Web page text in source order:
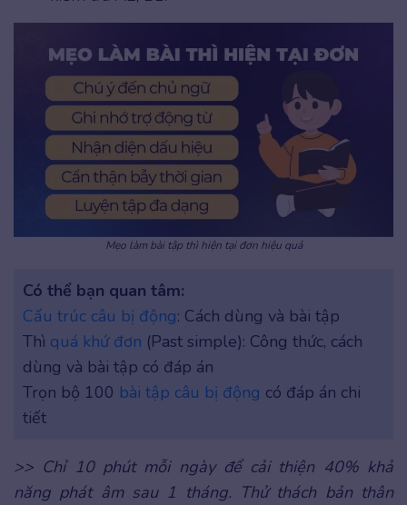
Mẹo làm bài tập thì hiện tại đơn hiệu quả
Có thể bạn quan tâm:
Cấu trúc câu bị động: Cách dùng và bài tập
Thì quá khứ đơn (Past simple): Công thức, cách
dùng và bài tập có đáp án
Trọn bộ 100 bài tập câu bị động có đáp án chi
tiết
>> Chỉ 10 phút mỗi ngày để cải thiện 40% khả
năng phát âm sau 1 tháng. Thử thách bản thân